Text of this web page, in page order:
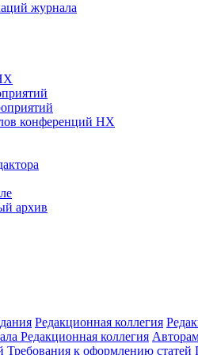
журнала
конференций НХ
архив
Редакционная коллегия
Редакционная коллегия
Требования к оформлению статей